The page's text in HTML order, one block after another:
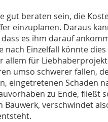
gut beraten sein, die
einzuplanen. Daraus
es ihm darauf
nach Einzelfall könnte
allem für
umso schwerer fallen,
eingetretenen Schaden
zu Ende, fließt
verschwindet